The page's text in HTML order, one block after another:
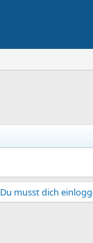
Du musst dich